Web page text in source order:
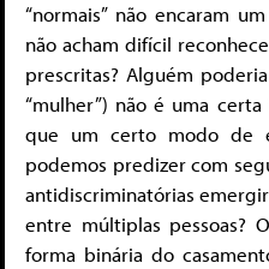
“normais” não encaram
não acham difícil
prescritas? Alguém
“mulher”) não é uma
que um certo modo de
podemos predizer com
antidiscriminatórias
entre múltiplas pessoas?
forma binária do